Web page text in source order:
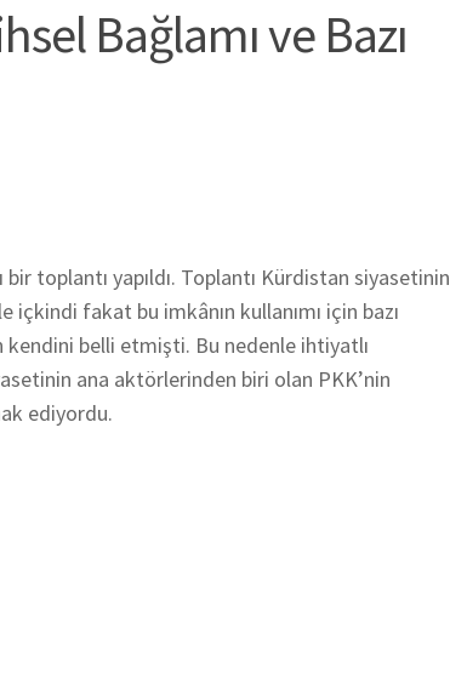
Bağlamı ve Bazı
toplantı yapıldı. Toplantı Kürdistan siyasetinin
fakat bu imkânın kullanımı için bazı
kendini belli etmişti. Bu nedenle ihtiyatlı
ana aktörlerinden biri olan PKK’nin
ediyordu.